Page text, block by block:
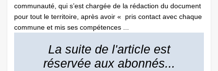
communauté, qui s’est chargée de la rédaction du document
pour tout le territoire, après avoir « pris contact avec chaque
commune et mis ses compétences ...
La suite de l'article est
réservée aux abonnés...